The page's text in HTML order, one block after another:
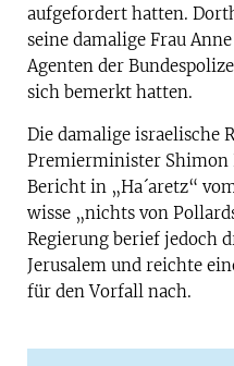
aufgefordert hatten.
seine damalige Frau
Agenten der
sich bemerkt hatten.
Die damalige israelische
Premierminister Shimon
Bericht in „Ha´aretz“
wisse „nichts von
Regierung berief jedoch
Jerusalem und reichte
für den Vorfall nach.